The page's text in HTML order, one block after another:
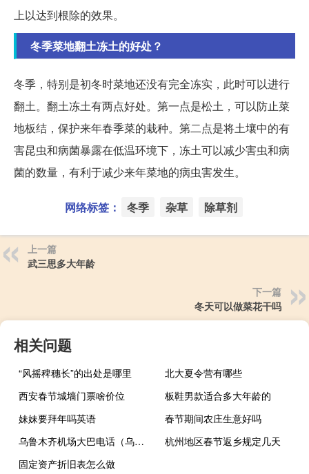
上以达到根除的效果。
冬季菜地翻土冻土的好处？
冬季，特别是初冬时菜地还没有完全冻实，此时可以进行
翻土。翻土冻土有两点好处。第一点是松土，可以防止菜
地板结，保护来年春季菜的栽种。第二点是将土壤中的有
害昆虫和病菌暴露在低温环境下，冻土可以减少害虫和病
菌的数量，有利于减少来年菜地的病虫害发生。
网络标签： 冬季 杂草 除草剂
上一篇
武三思多大年龄
下一篇
冬天可以做菜花干吗
相关问题
“风摇稗穗长”的出处是哪里
北大夏令营有哪些
西安春节城墙门票啥价位
板鞋男款适合多大年龄的
妹妹要拜年吗英语
春节期间农庄生意好吗
乌鲁木齐机场大巴电话（乌鲁木齐机场大巴）
杭州地区春节返乡规定几天
固定资产折旧表怎么做